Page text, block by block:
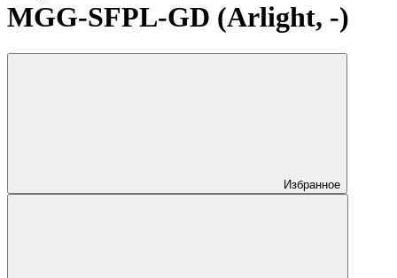
MGG-SFPL-GD (Arlight, -)
Избранное